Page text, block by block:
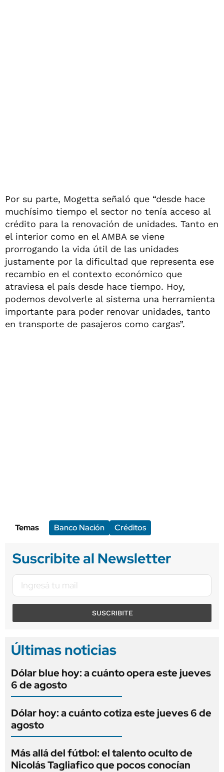
Por su parte, Mogetta señaló que “desde hace
muchísimo tiempo el sector no tenía acceso al
crédito para la renovación de unidades. Tanto en
el interior como en el AMBA se viene
prorrogando la vida útil de las unidades
justamente por la dificultad que representa ese
recambio en el contexto económico que
atraviesa el país desde hace tiempo. Hoy,
podemos devolverle al sistema una herramienta
importante para poder renovar unidades, tanto
en transporte de pasajeros como cargas”.
Temas Banco Nación Créditos
Suscribite al Newsletter
SUSCRIBITE
Últimas noticias
Dólar blue hoy: a cuánto opera este jueves
6 de agosto
Dólar hoy: a cuánto cotiza este jueves 6 de
agosto
Más allá del fútbol: el talento oculto de
Nicolás Tagliafico que pocos conocían